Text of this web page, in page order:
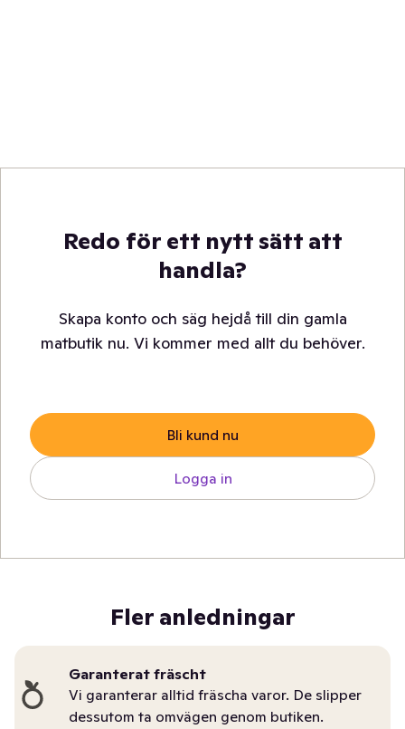
Redo för ett nytt sätt att
handla?
Skapa konto och säg hejdå till din gamla
matbutik nu. Vi kommer med allt du behöver.
Bli kund nu
Logga in
Fler anledningar
Garanterat fräscht
Vi garanterar alltid fräscha varor. De slipper
dessutom ta omvägen genom butiken.